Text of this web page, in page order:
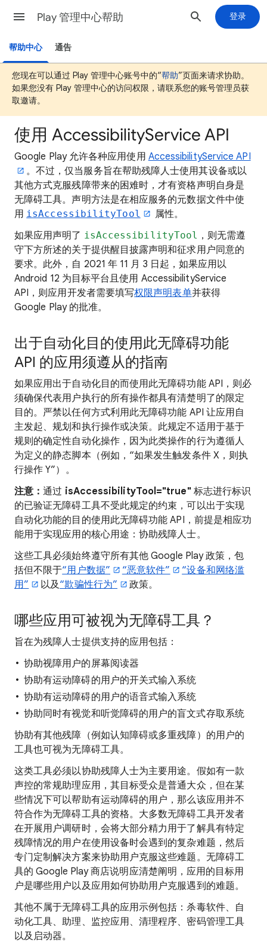
Play 管理中心帮助 登录
帮助中心 通告
您现在可以通过 Play 管理中心账号中的“帮助”页面来请求协助。
如果您没有 Play 管理中心的访问权限，请联系您的账号管理员获
取邀请。
使用 AccessibilityService API
Google Play 允许各种应用使用 AccessibilityService API
。不过，仅当服务旨在帮助残障人士使用其设备或以
其他方式克服残障带来的困难时，才有资格声明自身是
无障碍工具。声明方法是在相应服务的元数据文件中使
用 isAccessibilityTool
属性。
如果应用声明了 isAccessibilityTool ，则无需遵
守下方所述的关于提供醒目披露声明和征求用户同意的
要求。此外，自 2021 年 11 月 3 日起，如果应用以
Android 12 为目标平台且使用 AccessibilityService
API，则应用开发者需要填写权限声明表单并获得
Google Play 的批准。
出于自动化目的使用此无障碍功能
API 的应用须遵从的指南
如果应用出于自动化目的而使用此无障碍功能 API，则必
须确保代表用户执行的所有操作都具有清楚明了的限定
目的。严禁以任何方式利用此无障碍功能 API 让应用自
主发起、规划和执行操作或决策。此规定不适用于基于
规则的确定性自动化操作，因为此类操作的行为遵循人
为定义的静态脚本（例如，“如果发生触发条件 X，则执
行操作 Y”）。
注意：通过 isAccessibilityTool="true" 标志进行标识
的已验证无障碍工具不受此规定的约束，可以出于实现
自动化功能的目的使用此无障碍功能 API，前提是相应功
能用于实现应用的核心用途：协助残障人士。
这些工具必须始终遵守所有其他 Google Play 政策，包
括但不限于“用户数据” “恶意软件”
“设备和网络滥
用”
以及“欺骗性行为” 政策。
哪些应用可被视为无障碍工具？
旨在为残障人士提供支持的应用包括：
协助视障用户的屏幕阅读器
协助有运动障碍的用户的开关式输入系统
协助有运动障碍的用户的语音式输入系统
协助同时有视觉和听觉障碍的用户的盲文式存取系统
协助有其他残障（例如认知障碍或多重残障）的用户的
工具也可视为无障碍工具。
这类工具必须以协助残障人士为主要用途。假如有一款
声控的常规助理应用，其目标受众是普通大众，但在某
些情况下可以帮助有运动障碍的用户，那么该应用并不
符合作为无障碍工具的资格。大多数无障碍工具开发者
在开展用户调研时，会将大部分精力用于了解具有特定
残障情况的用户在使用设备时会遇到的复杂难题，然后
专门定制解决方案来协助用户克服这些难题。无障碍工
具的 Google Play 商店说明应清楚阐明，应用的目标用
户是哪些用户以及应用如何协助用户克服遇到的难题。
其他不属于无障碍工具的应用示例包括：杀毒软件、自
动化工具、助理、监控应用、清理程序、密码管理工具
以及启动器。